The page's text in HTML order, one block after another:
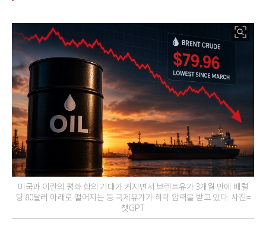
미국과 이란의 평화 합의 기대가 커지면서 브렌트유가 3개월 만에 배럴
당 80달러 아래로 떨어지는 등 국제유가가 하락 압력을 받고 있다. 사진=
챗GPT